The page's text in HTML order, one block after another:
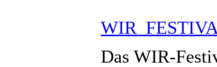
Das WIR-